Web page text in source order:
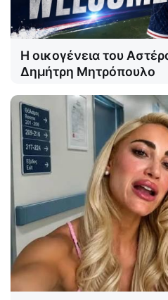
Η οικογένεια του
Δημήτρη Μητρόπουλο